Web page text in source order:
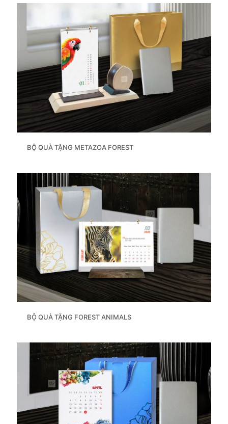
BỘ QUÀ TẶNG METAZOA FOREST
BỘ QUÀ TẶNG FOREST ANIMALS